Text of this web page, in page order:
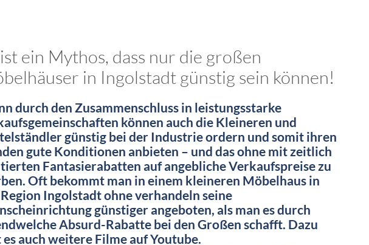
ist ein Mythos, dass nur die großen
in Ingolstadt günstig sein können!
durch den Zusammenschluss in leistungsstarke
können auch die Kleineren und
günstig bei der Industrie ordern und somit ihren
gute Konditionen anbieten – und das ohne mit zeitlich
Fantasierabatten auf angebliche Verkaufspreise zu
Oft bekommt man in einem kleineren Möbelhaus in
Ingolstadt ohne verhandeln seine
günstiger angeboten, als man es durch
Absurd-Rabatte bei den Großen schafft. Dazu
auch weitere Filme auf Youtube.